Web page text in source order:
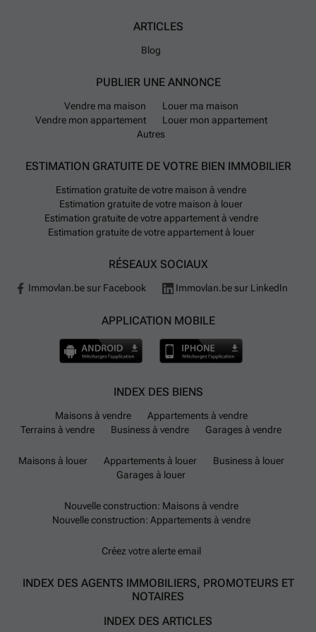
ARTICLES
Blog
PUBLIER UNE ANNONCE
Vendre ma maison
Louer ma maison
Vendre mon appartement
Louer mon appartement
Autres
ESTIMATION GRATUITE DE VOTRE BIEN IMMOBILIER
Estimation gratuite de votre maison à vendre
Estimation gratuite de votre maison à louer
Estimation gratuite de votre appartement à vendre
Estimation gratuite de votre appartement à louer
RÉSEAUX SOCIAUX
Immovlan.be sur Facebook Immovlan.be sur LinkedIn
APPLICATION MOBILE
INDEX DES BIENS
Maisons à vendre
Appartements à vendre
Terrains à vendre
Business à vendre Garages à vendre
Maisons à louer Appartements à louer
Business à louer
Garages à louer
Nouvelle construction: Maisons à vendre
Nouvelle construction: Appartements à vendre
Créez votre alerte email
INDEX DES AGENTS IMMOBILIERS, PROMOTEURS ET
NOTAIRES
INDEX DES ARTICLES